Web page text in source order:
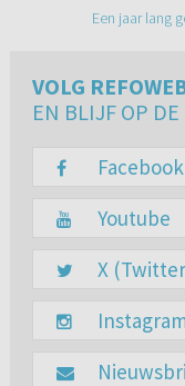
Een jaar lang
VOLG
EN BLIJF OP
Facebook
Youtube
X